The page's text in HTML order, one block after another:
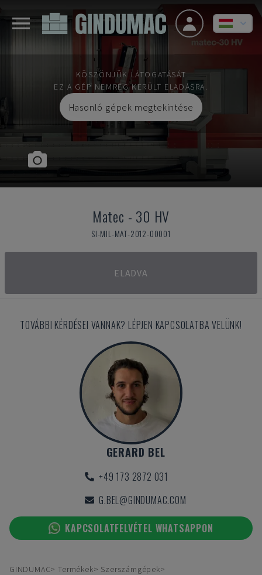
KÖSZÖNJÜK LÁTOGATÁSÁT
EZ A GÉP NEMRÉG KERÜLT ELADÁSRA.
Hasonló gépek megtekintése
Matec - 30 HV
SI-MIL-MAT-2012-00001
ELADVA
TOVÁBBI KÉRDÉSEI VANNAK? LÉPJEN KAPCSOLATBA VELÜNK!
GERARD BEL
+49 173 2872 031
G.BEL@GINDUMAC.COM
KAPCSOLATFELVÉTEL WHATSAPPON
GINDUMAC Termékek
Szerszámgépek